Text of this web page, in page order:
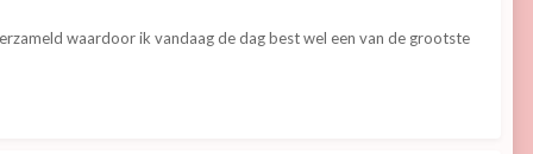
waardoor ik vandaag de dag best wel een van de grootste